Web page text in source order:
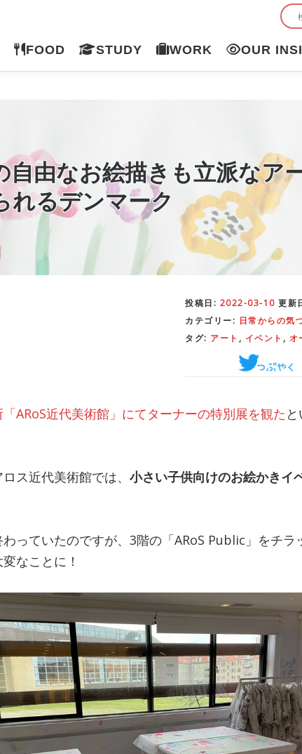
FOOD STUDY WORK OUR
自由なお絵描きも立派なア
れるデンマーク
投稿日: 2022-03-10 更新
カテゴリー: 日常からの気
タグ: アート , イベント , オ
ARoS近代美術館」にてターナーの特別展を観た
ス近代美術館では、 小さい子供向けのお絵かきイ
っていたのですが、3階の「ARoS Public」をチラ
なことに！